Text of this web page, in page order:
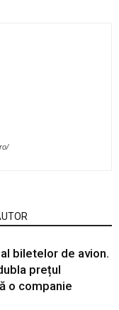
biletelor de avion.
prețul
o companie